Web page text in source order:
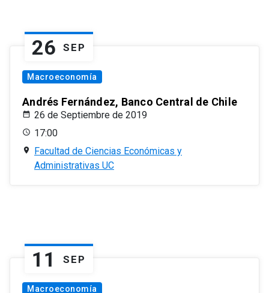
26 SEP
Macroeconomía
Andrés Fernández, Banco Central de Chile
26 de Septiembre de 2019
17:00
Facultad de Ciencias Económicas y
Administrativas UC
11 SEP
Macroeconomía